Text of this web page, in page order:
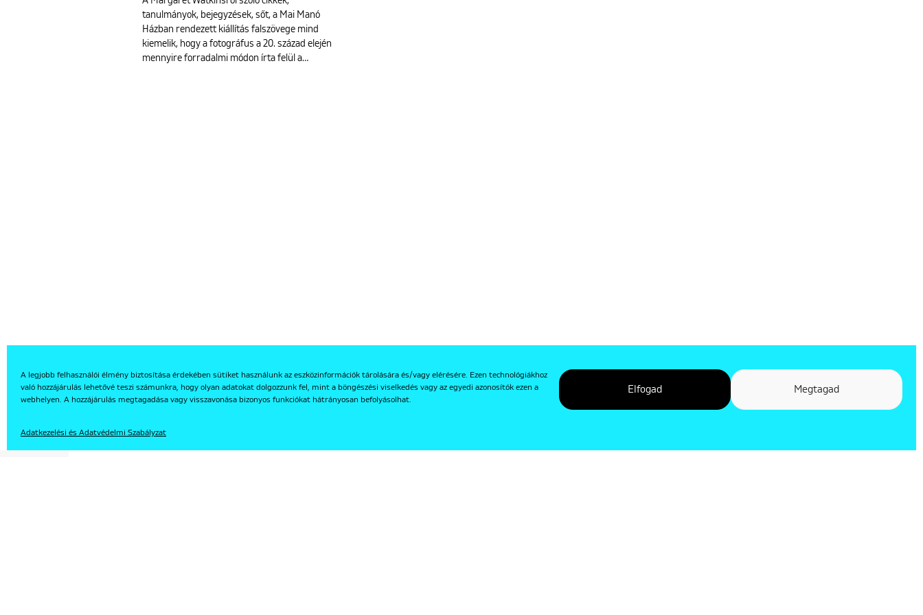
A legjobb felhasználói élmény biztosítása érdekében sütiket használunk az eszközinformációk tárolására és/vagy elérésére. Ezen technológiákhoz
való hozzájárulás lehetővé teszi számunkra, hogy olyan adatokat dolgozzunk fel, mint a böngészési viselkedés vagy az egyedi azonosítók ezen a
webhelyen. A hozzájárulás megtagadása vagy visszavonása bizonyos funkciókat hátrányosan befolyásolhat.
Elfogad Megtagad
Adatkezelési és Adatvédelmi Szabályzat
EN
tanulmányok, bejegyzések, sőt, a Mai Manó
Házban rendezett kiállítás falszövege mind
kiemelik, hogy a fotográfus a 20. század elején
mennyire forradalmi módon írta felül a…